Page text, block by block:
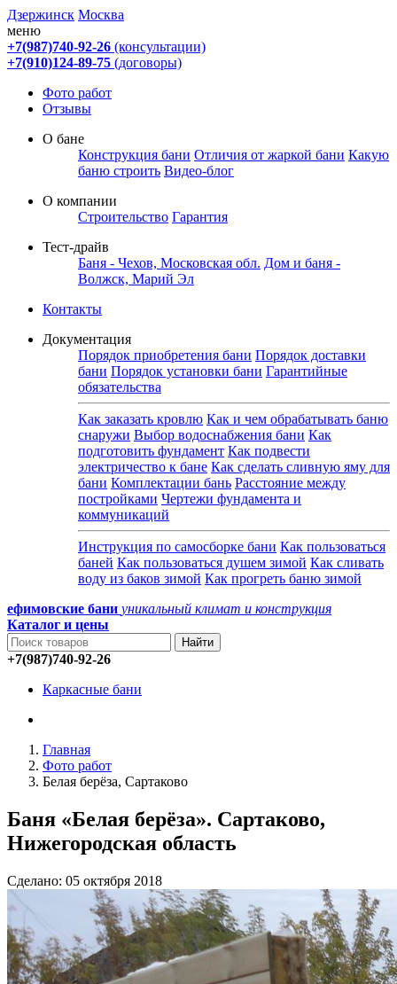
Дзержинск Москва
меню
+7(987)740-92-26 (консультации)
+7(910)124-89-75 (договоры)
Фото работ
Отзывы
О бане
Конструкция бани Отличия от жаркой бани Какую
баню строить Видео-блог
О компании
Строительство Гарантия
Тест-драйв
Баня - Чехов, Московская обл. Дом и баня -
Волжск, Марий Эл
Контакты
Документация
Порядок приобретения бани Порядок доставки
бани Порядок установки бани Гарантийные
обязательства
Как заказать кровлю Как и чем обрабатывать баню
снаружи Выбор водоснабжения бани Как
подготовить фундамент Как подвести
электричество к бане Как сделать сливную яму для
бани Комплектации бань Расстояние между
постройками Чертежи фундамента и
коммуникаций
Инструкция по самосборке бани Как пользоваться
баней Как пользоваться душем зимой Как сливать
воду из баков зимой Как прогреть баню зимой
ефимовские бани уникальный климат и конструкция
Каталог и цены
+7(987)740-92-26
Каркасные бани
Главная
Фото работ
Белая берёза, Сартаково
Баня «Белая берёза». Сартаково,
Нижегородская область
Сделано: 05 октября 2018